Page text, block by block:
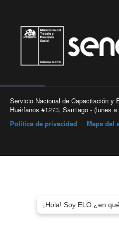
Servicio Nacional de Capacitación y
Huérfanos #1273, Santiago - (lunes
Política de privacidad
Mapa del
¡Hola! Soy ELO ¿en